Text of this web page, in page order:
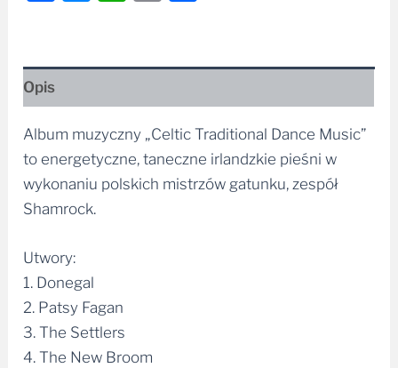
Opis
Album muzyczny „Celtic Traditional Dance Music”
to energetyczne, taneczne irlandzkie pieśni w
wykonaniu polskich mistrzów gatunku, zespół
Shamrock.
Utwory:
1. Donegal
2. Patsy Fagan
3. The Settlers
4. The New Broom